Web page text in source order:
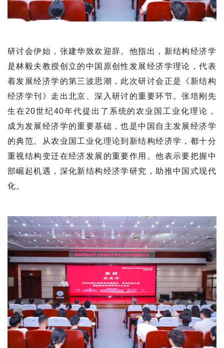
研讨会伊始，张建华致欢迎辞。他指出，新结构经济学
是林毅夫教授创立的中国原创性发展经济学理论，代表
着发展经济学的第三波思潮，此次研讨会正是《新结构
经济学刊》走出北京、深入研讨的重要环节。张培刚先
生在20世纪40年代提出了系统的农业国工业化理论，
成为发展经济学的重要基础，也是中国自主发展经济学
的典范。从农业国工业化理论到新结构经济学，都十分
重视结构变迁在经济发展的重要作用。他表示要把握中
部崛起机遇，深化新结构经济学研究，助推中国式现代
化。